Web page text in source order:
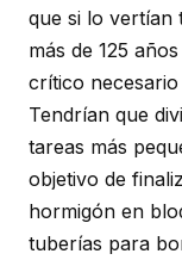
que si lo vertían
más de 125
crítico
Tendrían que
tareas más
objetivo de
hormigón en
tuberías para